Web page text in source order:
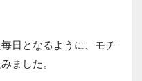
日となるように、モチ
ました。